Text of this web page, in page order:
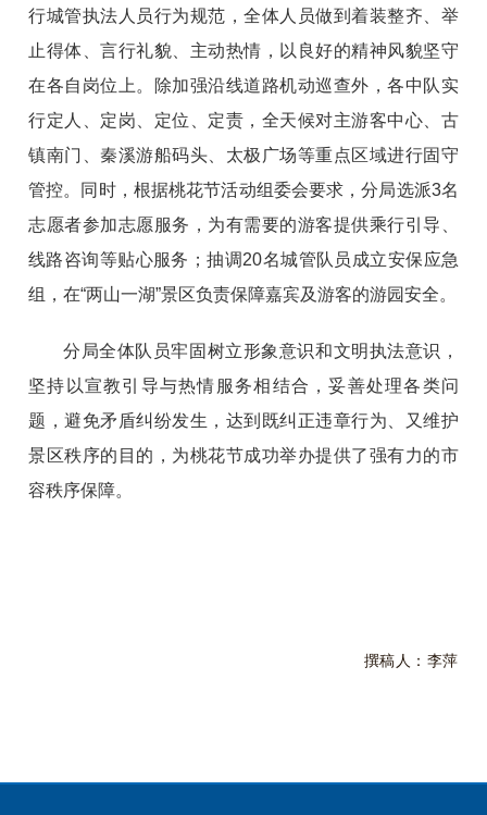
行城管执法人员行为规范，全体人员做到着装整齐、举
止得体、言行礼貌、主动热情，以良好的精神风貌坚守
在各自岗位上。除加强沿线道路机动巡查外，各中队实
行定人、定岗、定位、定责，全天候对主游客中心、古
镇南门、秦溪游船码头、太极广场等重点区域进行固守
管控。同时，根据桃花节活动组委会要求，分局选派3名
志愿者参加志愿服务，为有需要的游客提供乘行引导、
线路咨询等贴心服务；抽调20名城管队员成立安保应急
组，在“两山一湖”景区负责保障嘉宾及游客的游园安全。
分局全体队员牢固树立形象意识和文明执法意识，
坚持以宣教引导与热情服务相结合，妥善处理各类问
题，避免矛盾纠纷发生，达到既纠正违章行为、又维护
景区秩序的目的，为桃花节成功举办提供了强有力的市
容秩序保障。
撰稿人：李萍